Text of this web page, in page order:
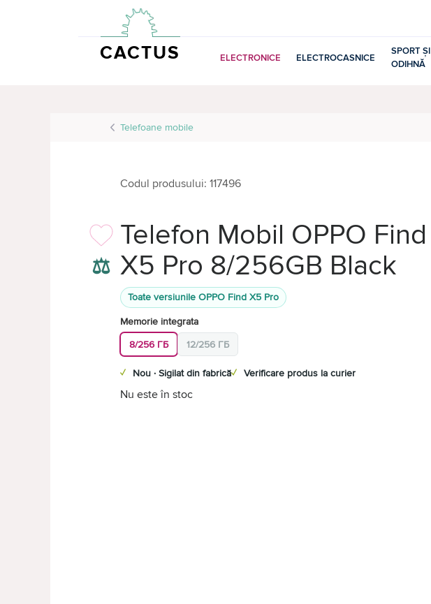
CACTUS ELECTRONICE ELECTROCASNICE
SPORT ȘI
ODIHNĂ
Telefoane mobile
Codul produsului: 117496
⚖
Telefon Mobil OPPO Find
X5 Pro 8/256GB Black
Toate versiunile OPPO Find X5 Pro
Memorie integrata
8/256 ГБ
12/256 ГБ
✓ Nou · Sigilat din fabrică✓ Verificare produs la curier
Nu este în stoc